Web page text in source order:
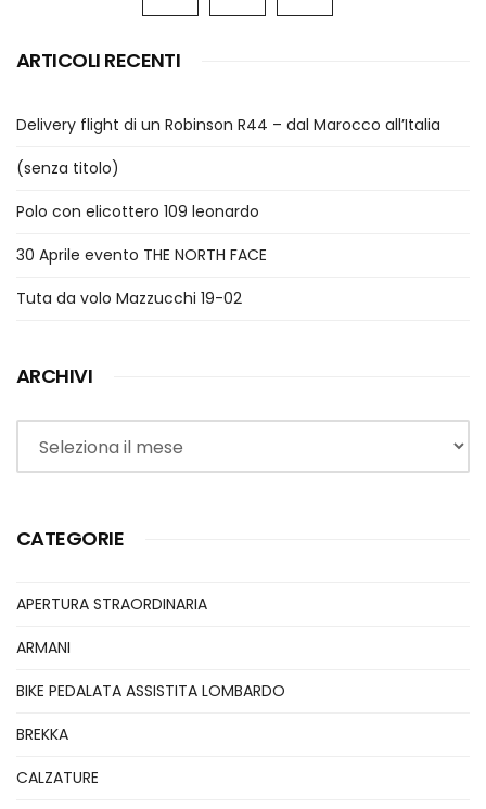
ARTICOLI RECENTI
Delivery flight di un Robinson R44 – dal Marocco all’Italia
(senza titolo)
Polo con elicottero 109 leonardo
30 Aprile evento THE NORTH FACE
Tuta da volo Mazzucchi 19-02
ARCHIVI
Archivi
CATEGORIE
APERTURA STRAORDINARIA
ARMANI
BIKE PEDALATA ASSISTITA LOMBARDO
BREKKA
CALZATURE